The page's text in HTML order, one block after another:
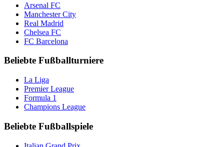
Arsenal FC
Manchester City
Real Madrid
Chelsea FC
FC Barcelona
Beliebte Fußballturniere
La Liga
Premier League
Formula 1
Champions League
Beliebte Fußballspiele